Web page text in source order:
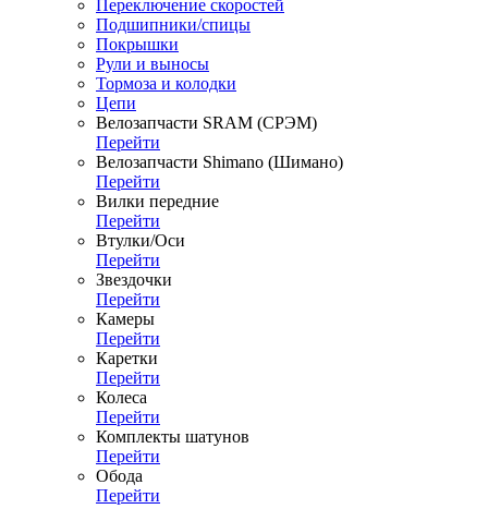
Переключение скоростей
Подшипники/спицы
Покрышки
Рули и выносы
Тормоза и колодки
Цепи
Велозапчасти SRAM (СРЭМ)
Перейти
Велозапчасти Shimano (Шимано)
Перейти
Вилки передние
Перейти
Втулки/Оси
Перейти
Звездочки
Перейти
Камеры
Перейти
Каретки
Перейти
Колеса
Перейти
Комплекты шатунов
Перейти
Обода
Перейти